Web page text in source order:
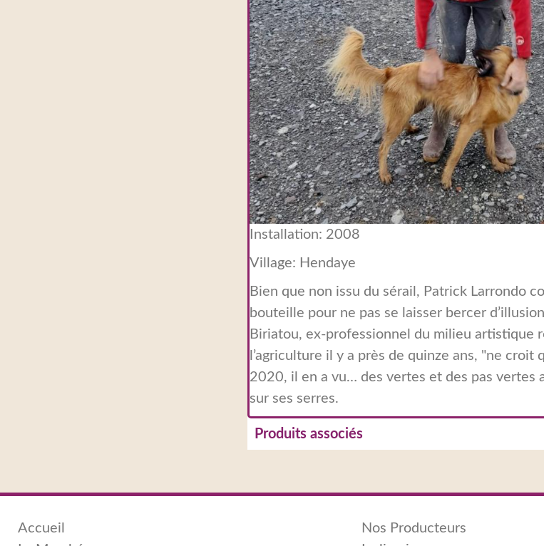
Installation: 2008
Village: Hendaye
Bien que non issu du sérail, Patrick Larrondo
bouteille pour ne pas se laisser bercer
Biriatou, ex-professionnel du milieu artistique
l’agriculture il y a près de quinze ans, "ne croit
2020, il en a vu… des vertes et des pas vertes
sur ses serres.
Produits associés
Accueil
Nos Producteurs